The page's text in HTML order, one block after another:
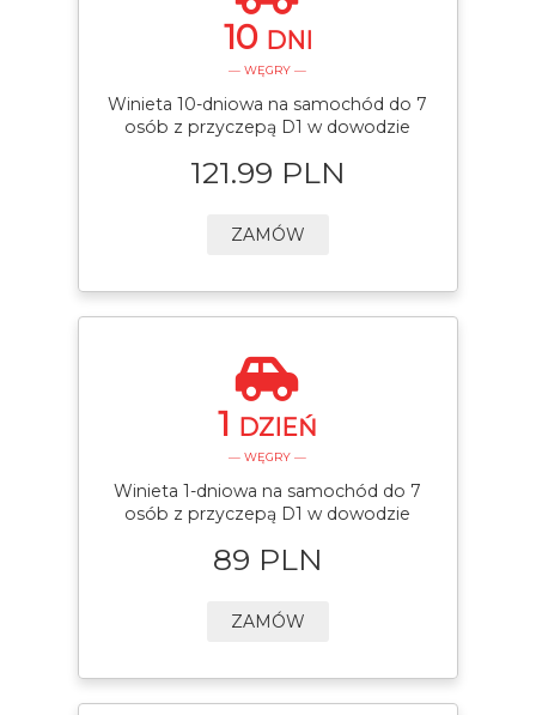
10 DNI
— WĘGRY —
Winieta 10-dniowa na samochód do 7
osób z przyczepą D1 w dowodzie
121.99 PLN
ZAMÓW
1 DZIEŃ
— WĘGRY —
Winieta 1-dniowa na samochód do 7
osób z przyczepą D1 w dowodzie
89 PLN
ZAMÓW